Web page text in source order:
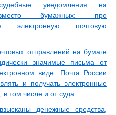
уведомления на
вместо бумажных: про
электронную почтовую
отправлений на бумаге
значимые письма от
виде: Почта России
и получать электронные
в том числе и от суда
денежные средства,